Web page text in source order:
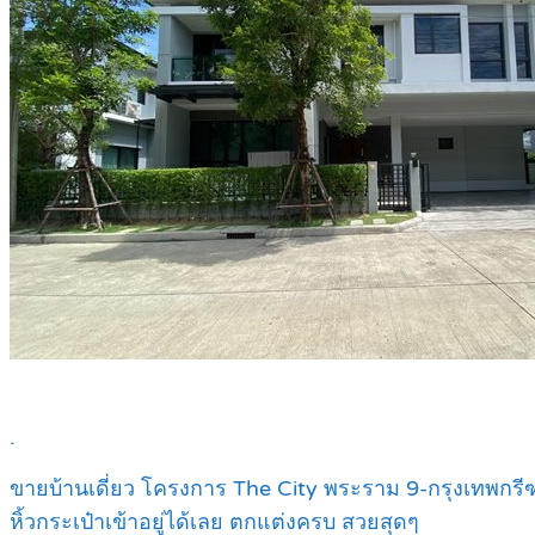
.
ขายบ้านเดี่ยว โครงการ The City พระราม 9-กรุงเทพกรี
หิ้วกระเป๋าเข้าอยู่ได้เลย ตกแต่งครบ สวยสุดๆ